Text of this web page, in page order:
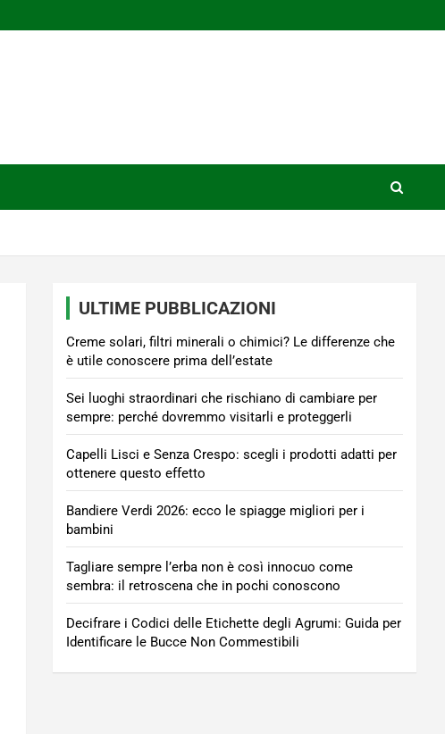
ULTIME PUBBLICAZIONI
Creme solari, filtri minerali o chimici? Le differenze che
è utile conoscere prima dell’estate
Sei luoghi straordinari che rischiano di cambiare per
sempre: perché dovremmo visitarli e proteggerli
Capelli Lisci e Senza Crespo: scegli i prodotti adatti per
ottenere questo effetto
Bandiere Verdi 2026: ecco le spiagge migliori per i
bambini
Tagliare sempre l’erba non è così innocuo come
sembra: il retroscena che in pochi conoscono
Decifrare i Codici delle Etichette degli Agrumi: Guida per
Identificare le Bucce Non Commestibili